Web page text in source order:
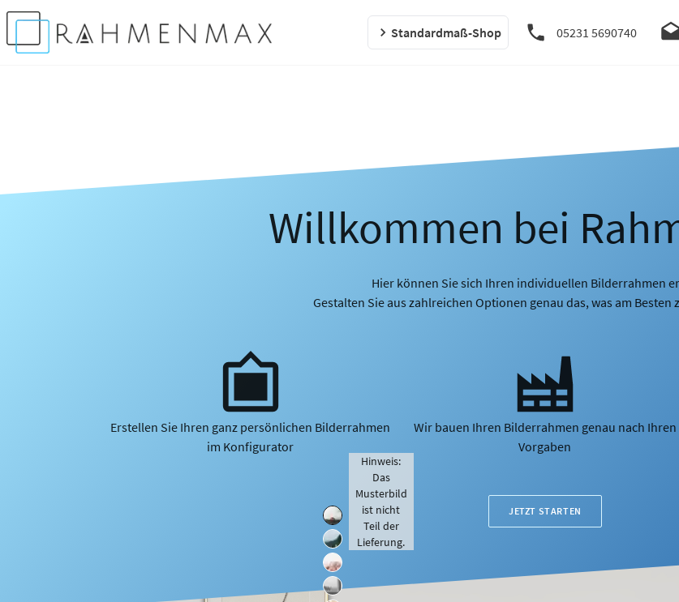
Standardmaß-Shop 05231 5690740
Willkommen bei
Hier können Sie sich Ihren individuellen Bilderrahmen
Gestalten Sie aus zahlreichen Optionen genau das, was am Besten
Erstellen Sie Ihren ganz persönlichen Bilderrahmen
im Konfigurator
Wir bauen Ihren Bilderrahmen genau nach Ihren
Vorgaben
JETZT STARTEN
Hinweis:
Das
Musterbild
ist nicht
Teil der
Lieferung.